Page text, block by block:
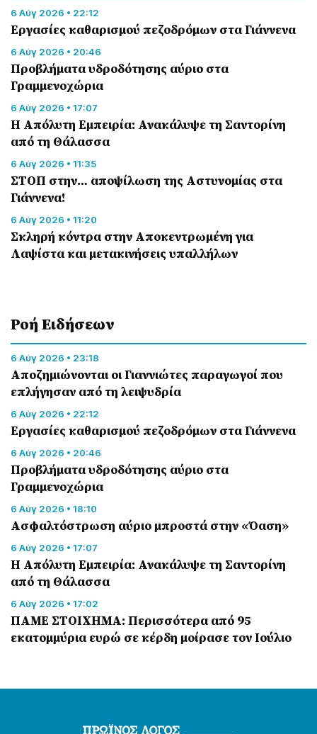
6 Αύγ 2026 • 22:12
Εργασίες καθαρισμού πεζοδρόμων στα Γιάννενα
6 Αύγ 2026 • 20:46
Προβλήματα υδροδότησης αύριο στα
Γραμμενοχώρια
6 Αύγ 2026 • 17:07
Η Απόλυτη Εμπειρία: Ανακάλυψε τη Σαντορίνη
από τη Θάλασσα
6 Αύγ 2026 • 11:35
ΣΤΟΠ στην… αποψίλωση της Αστυνομίας στα
Γιάννενα!
6 Αύγ 2026 • 11:20
Σκληρή κόντρα στην Αποκεντρωμένη για
Λαψίστα και μετακινήσεις υπαλλήλων
Ροή Eιδήσεων
6 Αύγ 2026 • 23:18
Αποζημιώνονται οι Γιαννιώτες παραγωγοί που
επλήγησαν από τη λειψυδρία
6 Αύγ 2026 • 22:12
Εργασίες καθαρισμού πεζοδρόμων στα Γιάννενα
6 Αύγ 2026 • 20:46
Προβλήματα υδροδότησης αύριο στα
Γραμμενοχώρια
6 Αύγ 2026 • 18:10
Ασφαλτόστρωση αύριο μπροστά στην «Όαση»
6 Αύγ 2026 • 17:07
Η Απόλυτη Εμπειρία: Ανακάλυψε τη Σαντορίνη
από τη Θάλασσα
6 Αύγ 2026 • 17:02
ΠΑΜΕ ΣΤΟΙΧΗΜΑ: Περισσότερα από 95
εκατομμύρια ευρώ σε κέρδη μοίρασε τον Ιούλιο